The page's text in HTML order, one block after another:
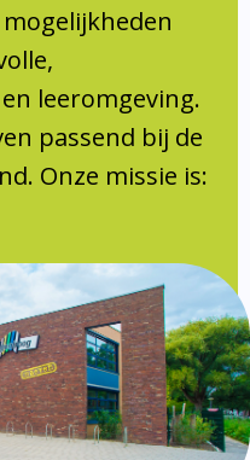
leeromgeving.
passend bij de
Onze missie is: